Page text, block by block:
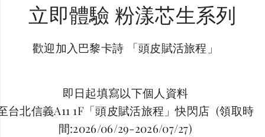
立即體驗 粉漾芯生系列
歡迎加入巴黎卡詩 「頭皮賦活旅程」
即日起填寫以下個人資料
台北信義A11 1F「頭皮賦活旅程」快閃店 (領取時
間:2026/06/29-2026/07/27)